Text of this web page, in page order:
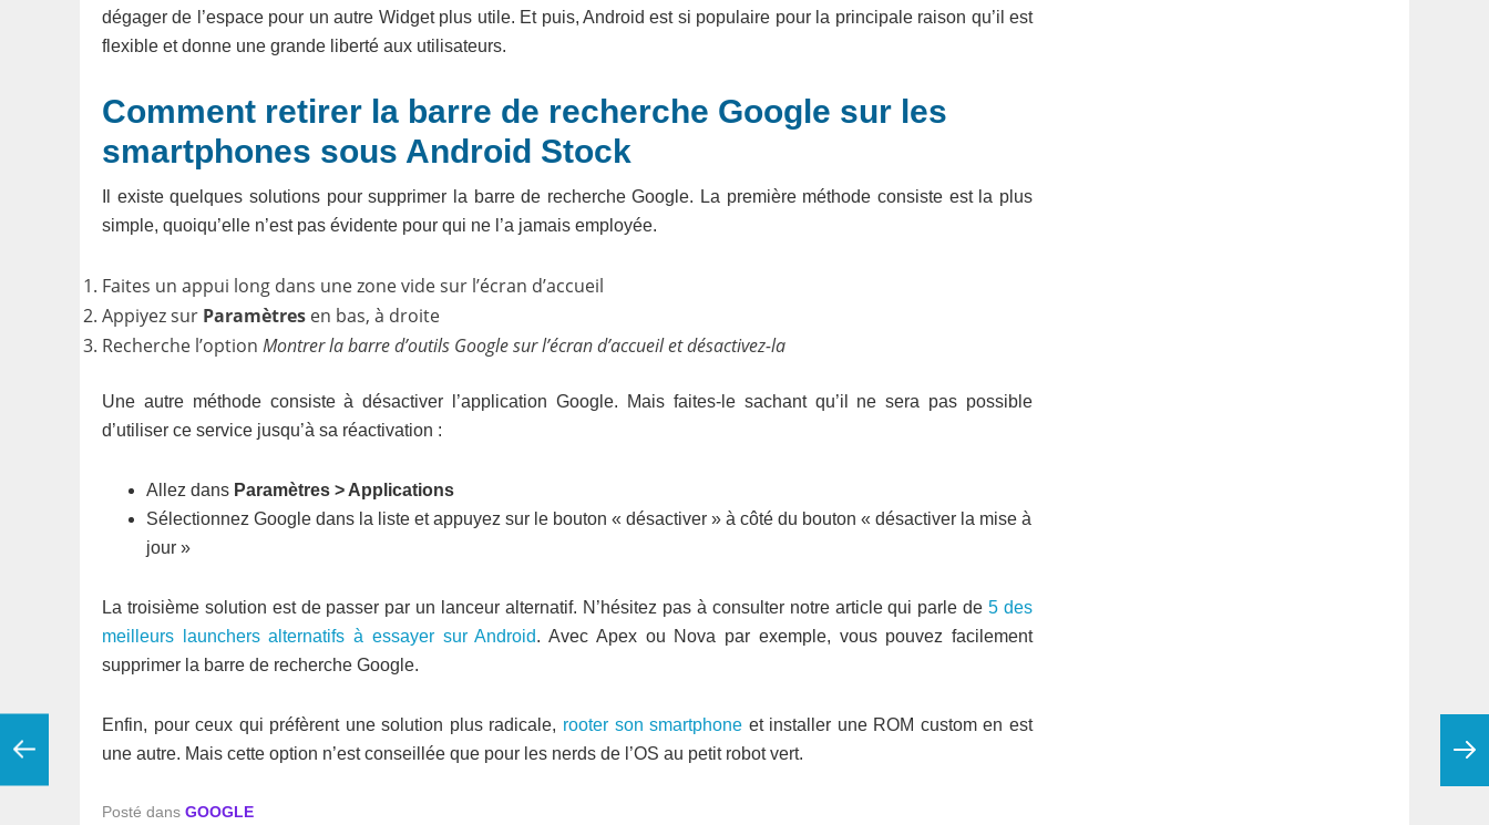
dégager de l’espace pour un autre Widget plus utile. Et puis, Android est si populaire pour la principale raison qu’il est
flexible et donne une grande liberté aux utilisateurs.
Comment retirer la barre de recherche Google sur les
smartphones sous Android Stock
Il existe quelques solutions pour supprimer la barre de recherche Google. La première méthode consiste est la plus
simple, quoiqu’elle n’est pas évidente pour qui ne l’a jamais employée.
Faites un appui long dans une zone vide sur l’écran d’accueil
Appiyez sur Paramètres en bas, à droite
Recherche l’option Montrer la barre d’outils Google sur l’écran d’accueil et désactivez-la
Une autre méthode consiste à désactiver l’application Google. Mais faites-le sachant qu’il ne sera pas possible
d’utiliser ce service jusqu’à sa réactivation :
Allez dans Paramètres > Applications
Sélectionnez Google dans la liste et appuyez sur le bouton « désactiver » à côté du bouton « désactiver la mise à
jour »
La troisième solution est de passer par un lanceur alternatif. N’hésitez pas à consulter notre article qui parle de5 des
meilleurs launchers alternatifs à essayer sur Android. Avec Apex ou Nova par exemple, vous pouvez facilement
supprimer la barre de recherche Google.
Enfin, pour ceux qui préfèrent une solution plus radicale, rooter son smartphone et installer une ROM custom en est
une autre. Mais cette option n’est conseillée que pour les nerds de l’OS au petit robot vert.
Posté dans GOOGLE